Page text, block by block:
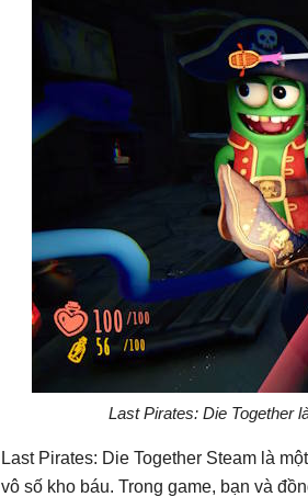
Last Pirates: Die Together
Last Pirates: Die Together Steam là
vô số kho báu. Trong game, bạn và